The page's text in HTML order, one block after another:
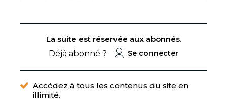
La suite est réservée aux abonnés.
Déjà abonné ?
Se connecter
Accédez à tous les contenus du site en
illimité.